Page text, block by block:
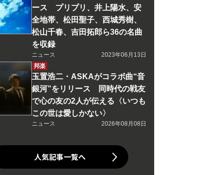
ース プリプリ、井上陽水、安
全地帯、松田聖子、西城秀樹、
松山千春、吉田拓郎ら36の名曲
を収録
ニュース
2023年06月13日
邦楽
玉置浩二・ASKAがコラボ曲“音
銀河”をリリース 同時代の戦友
で心の友の2人が伝える〈いつも
この世は愛しかない〉
ニュース 2026年08月08日
人気記事一覧へ